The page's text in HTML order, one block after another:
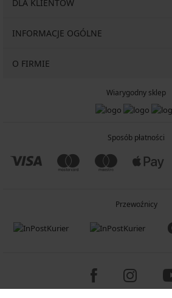
DLA KLIENTÓW
INFORMACJE OGÓLNE
O FIRMIE
Wiarygodny sklep
Sposób płatności
Przewoźnicy